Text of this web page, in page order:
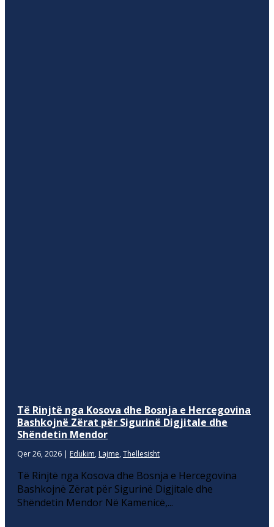
Të Rinjtë nga Kosova dhe Bosnja e Hercegovina
Bashkojnë Zërat për Sigurinë Digjitale dhe
Shëndetin Mendor
Qer 26, 2026 | Edukim, Lajme, Thellesisht
Të Rinjtë nga Kosova dhe Bosnja e Hercegovina
Bashkojnë Zërat për Sigurinë Digjitale dhe
Shëndetin Mendor Në Kamenicë,...